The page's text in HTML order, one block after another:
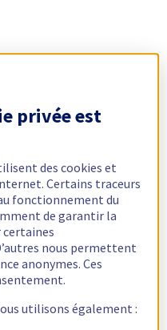
privée est
des cookies et
Certains traceurs
fonctionnement du
de garantir la
certaines
nous permettent
anonymes. Ces
utilisons également :